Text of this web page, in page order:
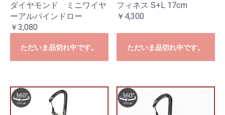
ダイヤモンド ミニワイヤ
ーアルパインドロー
￥3,080
ただいま品切れ中です。
フィネス S+L 17cm
￥4,300
ただいま品切れ中です。